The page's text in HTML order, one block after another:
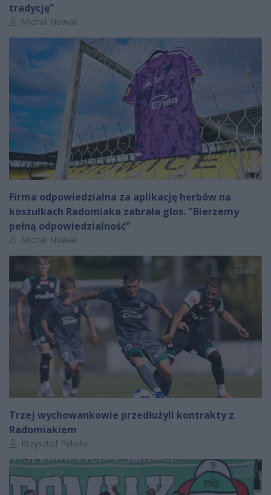
tradycję"
Autor artykułu:
Michał Nowak
Firma odpowiedzialna za aplikację herbów na
koszulkach Radomiaka zabrała głos. "Bierzemy
pełną odpowiedzialność"
Autor artykułu:
Michał Nowak
Trzej wychowankowie przedłużyli kontrakty z
Radomiakiem
Autor artykułu:
Krzysztof Pękała